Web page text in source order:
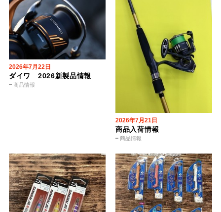
2026年7月22日
商品情報
ダイワ 2026新製品情報
2026年7月21日
商品情報
商品入荷情報